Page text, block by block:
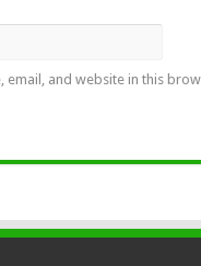
email, and website in this